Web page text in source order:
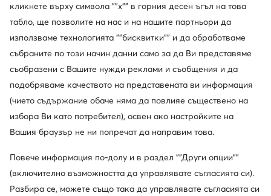
Актуална цена
68,99
Редовна цена 99,99 €-31%
Най-ниска цена 78,99 €-12%
Guess
Слънчеви очила · Черен
Актуална цена
Редовна цена171,79 € -50%
Най-ниска цена 90,99 €-6%
кликнете върху символа ""x"" в горния десен ъгъл на това
табло, ще позволите на нас и на нашите партньори да
използваме технологията ""бисквитки"" и да обработваме
събраните по този начин данни само за да Ви представяме
съобразени с Вашите нужди реклами и съобщения и да
подобряваме качеството на представената ви информация
(чието съдържание обаче няма да повлияе съществено на
избора Ви като потребител), освен ако настройките на
Вашия браузър не ни попречат да направим това.
Повече информация по-долу и в раздел ""Други опции""
(включително възможността да управлявате съгласията си).
Разбира се, можете също така да управлявате съгласията си